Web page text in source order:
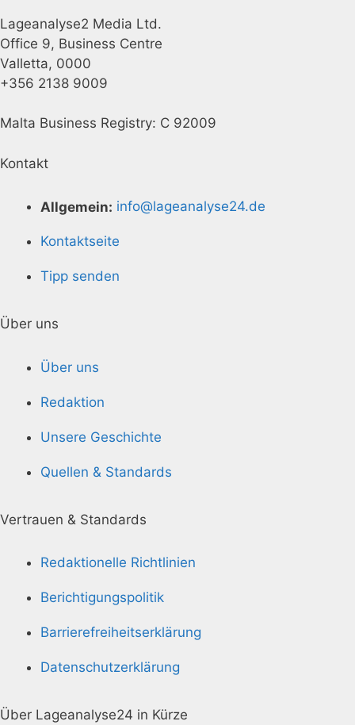
Lageanalyse2 Media Ltd.
Office 9, Business Centre
Valletta, 0000
+356 2138 9009
Malta Business Registry: C 92009
Kontakt
Allgemein: info@lageanalyse24.de
Kontaktseite
Tipp senden
Über uns
Über uns
Redaktion
Unsere Geschichte
Quellen & Standards
Vertrauen & Standards
Redaktionelle Richtlinien
Berichtigungspolitik
Barrierefreiheitserklärung
Datenschutzerklärung
Über Lageanalyse24 in Kürze